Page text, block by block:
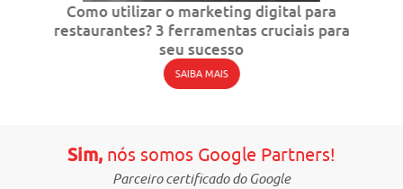
Como utilizar o marketing digital para
restaurantes? 3 ferramentas cruciais para
seu sucesso
SAIBA MAIS
Sim,nós somos Google Partners!
Parceiro certificado do Google